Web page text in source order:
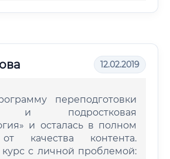
12.02.2019
переподготовки
и подростковая
и осталась в полном
качества контента.
с личной проблемой: